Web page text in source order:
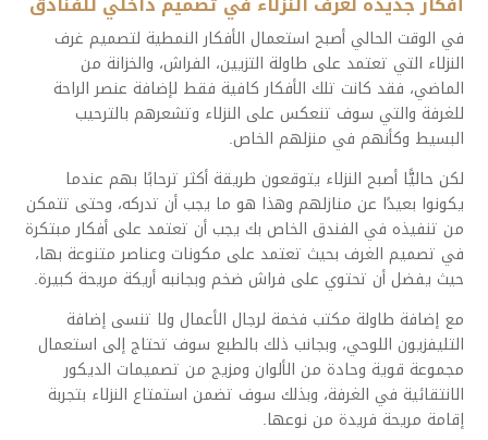
في الوقت الحالي أصبح استعمال الأفكار النمطية لتصميم غرف
النزلاء التي تعتمد على طاولة التزيين، الفراش، والخزانة من
الماضي، فقد كانت تلك الأفكار كافية فقط لإضافة عنصر الراحة
للغرفة والتي سوف تنعكس على النزلاء وتشعرهم بالترحيب
البسيط وكأنهم في منزلهم الخاص.
لكن حاليًّا أصبح النزلاء يتوقعون طريقة أكثر ترحابًا بهم عندما
يكونوا بعيدًا عن منازلهم وهذا هو ما يجب أن تدركه، وحتى تتمكن
من تنفيذه في الفندق الخاص بك يجب أن تعتمد على أفكار مبتكرة
في تصميم الغرف بحيث تعتمد على مكونات وعناصر متنوعة بها،
حيث يفضل أن تحتوي على فراش ضخم وبجانبه أريكة مريحة كبيرة.
مع إضافة طاولة مكتب فخمة لرجال الأعمال ولا تنسى إضافة
التليفزيون اللوحي، وبجانب ذلك بالطبع سوف تحتاج إلى استعمال
مجموعة قوية وحادة من الألوان ومزيج من تصميمات الديكور
الانتقائية في الغرفة، وبذلك سوف تضمن استمتاع النزلاء بتجربة
إقامة مريحة فريدة من نوعها.